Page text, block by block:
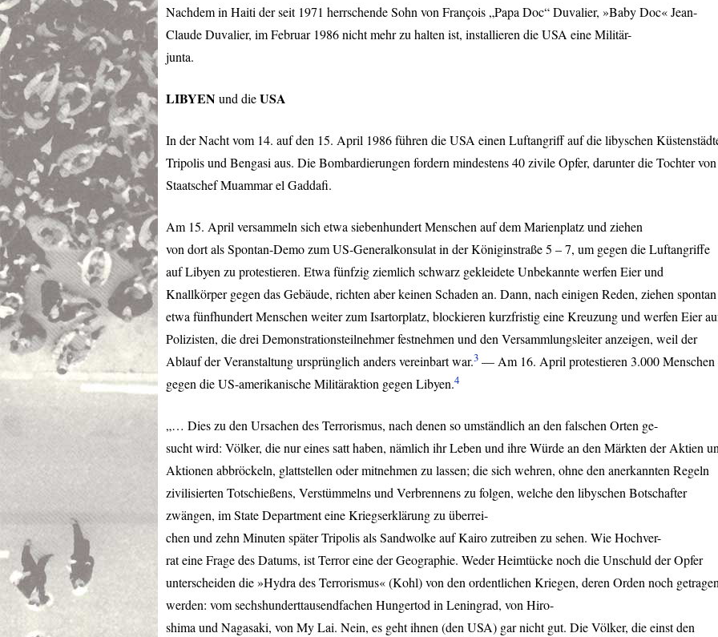
Nachdem in Haiti der seit 1971 herrschende Sohn von François „Papa Doc“ Duvalier, »Baby Doc« Jean-
Claude Duvalier, im Februar 1986 nicht mehr zu halten ist, installieren dieUSA eine Militär-
junta.
LIBYENund dieUSA
In der Nacht vom 14. auf den 15. April 1986 führen dieUSA einen Luftangriff auf die libyschen
Tripolis und Bengasi aus. Die Bombardierungen fordern mindestens 40 zivile Opfer, darunter die Tochter von
Staatschef Muammar el Gaddafi.
Am 15. April versammeln sich etwa siebenhundert Menschen auf dem Marienplatz und ziehen
von dort als Spontan-Demo zum US-Generalkonsulat in der Königinstraße 5 – 7, um gegen die Luftangriffe
auf Libyen zu protestieren. Etwa fünfzig ziemlich schwarz gekleidete Unbekannte werfen Eier und
Knallkörper gegen das Gebäude, richten aber keinen Schaden an. Dann, nach einigen Reden, ziehen spontan
etwa fünfhundert Menschen weiter zum Isartorplatz, blockieren kurzfristig eine Kreuzung und werfen Eier
Polizisten, die drei Demonstrationsteilnehmer festnehmen und den Versammlungsleiter anzeigen, weil der
Ablauf der Veranstaltung ursprünglich anders vereinbart war.3 — Am 16. April protestieren 3.000 Menschen
gegen die US-amerikanische Militäraktion gegen Libyen.4
„… Dies zu den Ursachen des Terrorismus, nach denen so umständlich an den falschen Orten ge-
sucht wird: Völker, die nur eines satt haben, nämlich ihr Leben und ihre Würde an den Märkten der Aktien
Aktionen abbröckeln, glattstellen oder mitnehmen zu lassen; die sich wehren, ohne den anerkannten Regeln
zivilisierten Totschießens, Verstümmelns und Verbrennens zu folgen, welche den libyschen Botschafter
zwängen, im State Department eine Kriegserklärung zu überrei-
chen und zehn Minuten später Tripolis als Sandwolke auf Kairo zutreiben zu sehen. Wie Hochver-
rat eine Frage des Datums, ist Terror eine der Geographie. Weder Heimtücke noch die Unschuld der Opfer
unterscheiden die »Hydra des Terrorismus« (Kohl) von den ordentlichen Kriegen, deren Orden noch
werden: vom sechshunderttausendfachen Hungertod in Leningrad, von Hiro-
shima und Nagasaki, von My Lai. Nein, es geht ihnen (den USA) gar nicht gut. Die Völker, die einst den